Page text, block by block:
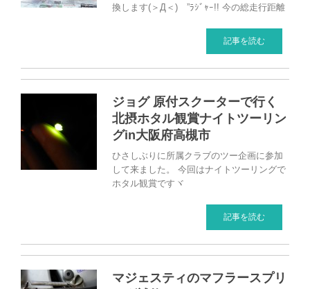
換します(＞Д＜)ゝ”ﾗｼﾞｬｰ!! 今の総走行距離
記事を読む
ジョグ 原付スクーターで行く
北摂ホタル観賞ナイトツーリン
グin大阪府高槻市
ひさしぶりに所属クラブのツー企画に参加
して来ました。 今回はナイトツーリングで
ホタル観賞ですヾ
記事を読む
マジェスティのマフラースプリ